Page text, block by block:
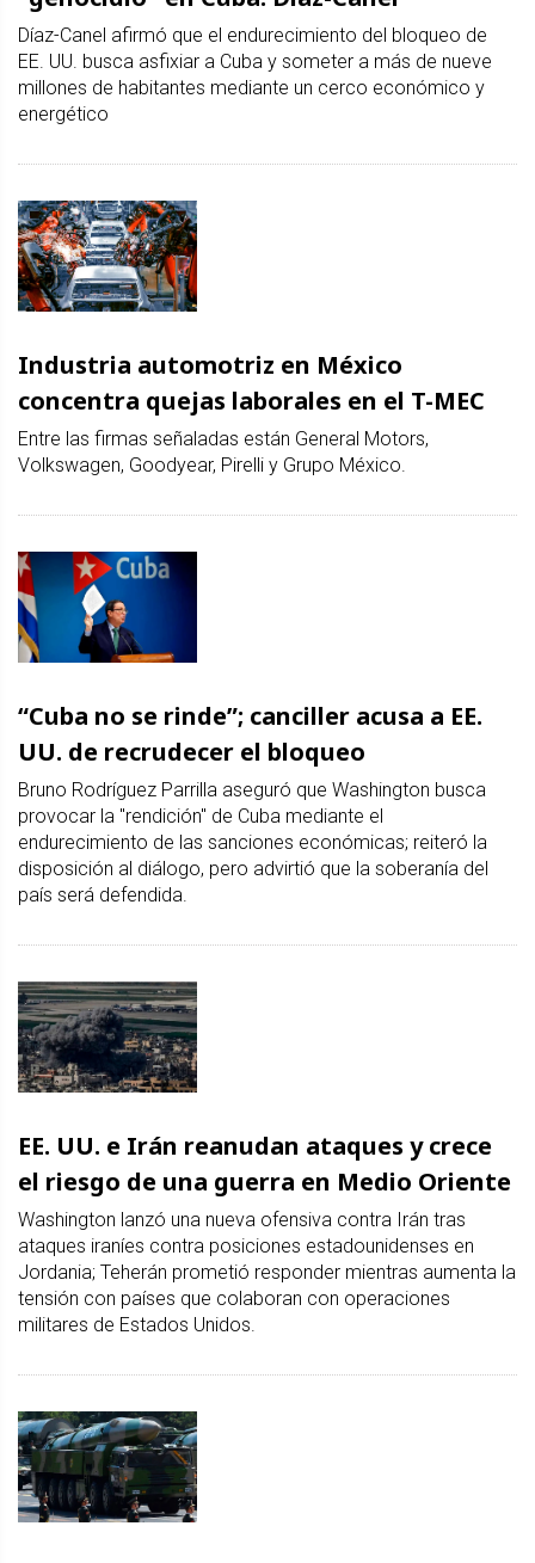
Díaz-Canel afirmó que el endurecimiento del bloqueo de
EE. UU. busca asfixiar a Cuba y someter a más de nueve
millones de habitantes mediante un cerco económico y
energético
Industria automotriz en México
concentra quejas laborales en el T-MEC
Entre las firmas señaladas están General Motors,
Volkswagen, Goodyear, Pirelli y Grupo México.
“Cuba no se rinde”; canciller acusa a EE.
UU. de recrudecer el bloqueo
Bruno Rodríguez Parrilla aseguró que Washington busca
provocar la "rendición" de Cuba mediante el
endurecimiento de las sanciones económicas; reiteró la
disposición al diálogo, pero advirtió que la soberanía del
país será defendida.
EE. UU. e Irán reanudan ataques y crece
el riesgo de una guerra en Medio Oriente
Washington lanzó una nueva ofensiva contra Irán tras
ataques iraníes contra posiciones estadounidenses en
Jordania; Teherán prometió responder mientras aumenta la
tensión con países que colaboran con operaciones
militares de Estados Unidos.